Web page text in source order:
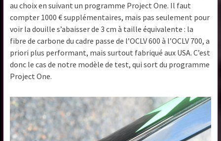
au choix en suivant un programme Project One. Il faut
compter 1000 € supplémentaires, mais pas seulement pour
voir la douille s’abaisser de 3 cm à taille équivalente : la
fibre de carbone du cadre passe de l’OCLV 600 à l’OCLV 700, a
priori plus performant, mais surtout fabriqué aux USA. C’est
donc le cas de notre modèle de test, qui sort du programme
Project One.